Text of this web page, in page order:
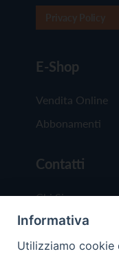
E-Shop
Vendita Online
Abbonamenti
Contatti
Chi Siamo
Redazione
Scrivici
Informativa
Utilizziamo cookie